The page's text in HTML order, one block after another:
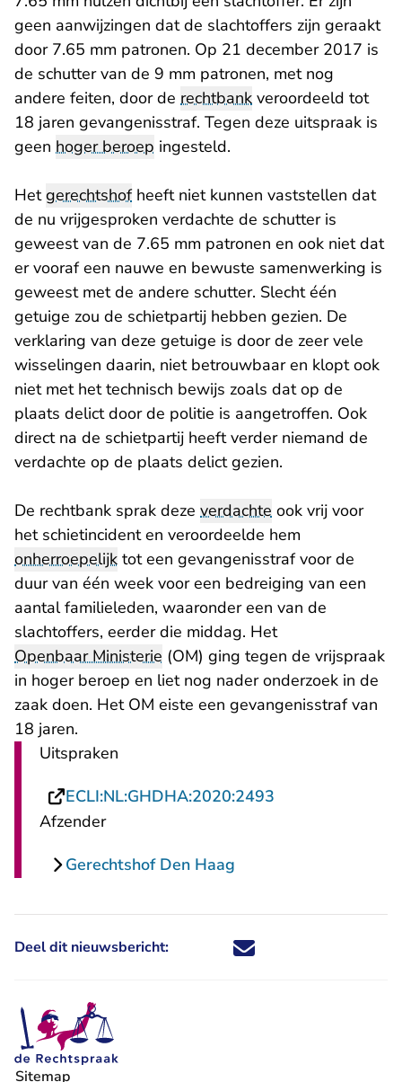
geen aanwijzingen dat de slachtoffers zijn geraakt
door 7.65 mm patronen. Op 21 december 2017 is
de schutter van de 9 mm patronen, met nog
andere feiten, door de rechtbank veroordeeld tot
18 jaren gevangenisstraf. Tegen deze uitspraak is
geen hoger beroep ingesteld.
Hetgerechtshofheeft niet kunnen vaststellen dat
de nu vrijgesproken verdachte de schutter is
geweest van de 7.65 mm patronen en ook niet dat
er vooraf een nauwe en bewuste samenwerking is
geweest met de andere schutter. Slecht één
getuige zou de schietpartij hebben gezien. De
verklaring van deze getuige is door de zeer vele
wisselingen daarin, niet betrouwbaar en klopt ook
niet met het technisch bewijs zoals dat op de
plaats delict door de politie is aangetroffen. Ook
direct na de schietpartij heeft verder niemand de
verdachte op de plaats delict gezien.
De rechtbank sprak deze verdachte ook vrij voor
het schietincident en veroordeelde hem
onherroepelijk tot een gevangenisstraf voor de
duur van één week voor een bedreiging van een
aantal familieleden, waaronder een van de
slachtoffers, eerder die middag. Het
Openbaar Ministerie (OM) ging tegen de vrijspraak
in hoger beroep en liet nog nader onderzoek in de
zaak doen. Het OM eiste een gevangenisstraf van
18 jaren.
Uitspraken
ECLI:NL:GHDHA:2020:2493
Afzender
Gerechtshof Den Haag
Deel dit nieuwsbericht: Deel dit nieuwsbericht via X -
Deel dit nieuwsbericht via
Deel dit nieuwsbericht
Deel dit
Sitemap